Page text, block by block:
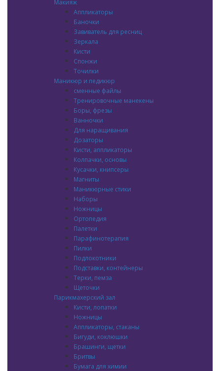
Макияж
Аппликаторы
Баночки
Завиватель для ресниц
Зеркала
Кисти
Спонжи
Точилки
Маникюр и педикюр
сменные файлы
Тренировочные манекены
Боры, фрезы
Ванночки
Для наращивания
Дозаторы
Кисти, аппликаторы
Колпачки, основы
Кусачки, книпсеры
Магниты
Маникюрные стики
Наборы
Ножницы
Ортопедия
Палетки
Парафинотерапия
Пилки
Подлокотники
Подставки, контейнеры
Терки, пемза
Щеточки
Парикмахерский зал
Кисти, лопатки
Ножницы
Аппликаторы, стаканы
Бигуди, коклюшки
Брашинги, щетки
Бритвы
Бумага для химии